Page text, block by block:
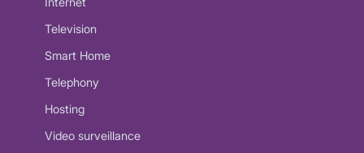
Television
Smart Home
Telephony
Hosting
Video surveillance